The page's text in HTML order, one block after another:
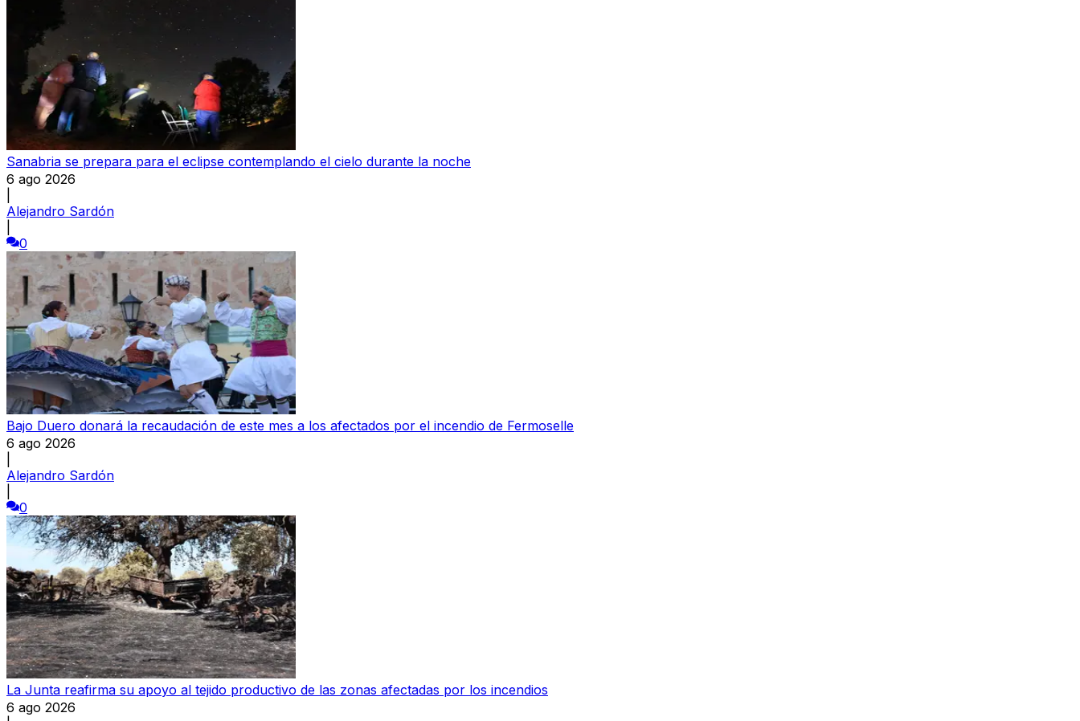
Sanabria se prepara para el eclipse contemplando el cielo durante la noche
6 ago 2026
Alejandro Sardón
0
Bajo Duero donará la recaudación de este mes a los afectados por el incendio de Fermoselle
6 ago 2026
Alejandro Sardón
0
La Junta reafirma su apoyo al tejido productivo de las zonas afectadas por los incendios
6 ago 2026